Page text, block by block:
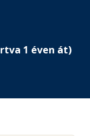
1 éven át)